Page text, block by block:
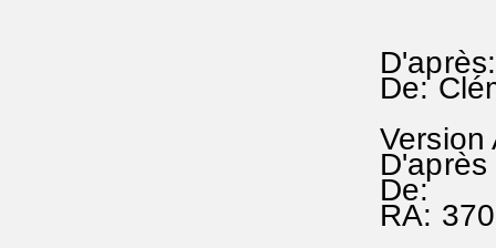
De:
Version
D'après
De:
RA: